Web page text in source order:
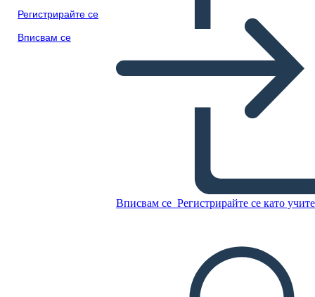
Регистрирайте се
Вписвам се
Вписвам се Регистрирайте се като
ПУСКАНЕ НА СЛАЙДШОУ
ЧЕТИ МИ